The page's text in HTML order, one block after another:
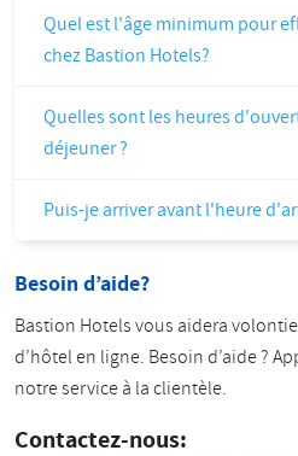
Quel est l'âge minimum pour
chez Bastion Hotels?
Quelles sont les heures
déjeuner ?
Puis-je arriver avant l'heure
Besoin d’aide?
Bastion Hotels vous aidera
d’hôtel en ligne. Besoin d’aide ?
notre service à la clientèle.
Contactez-nous: